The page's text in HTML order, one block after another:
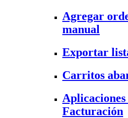
Agregar
manual
Exportar
Carritos
Facturación